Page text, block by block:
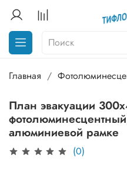
Главная
План эвакуации
алюминиевой рамке
(0)